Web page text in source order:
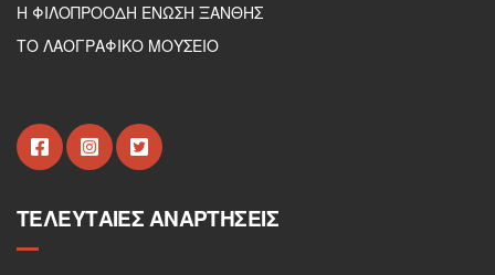
Η ΦΙΛΟΠΡΟΟΔΗ ΕΝΩΣΗ ΞΑΝΘΗΣ
ΤΟ ΛΑΟΓΡΑΦΙΚΟ ΜΟΥΣΕΙΟ
ΤΕΛΕΥΤΑΊΕΣ ΑΝΑΡΤΉΣΕΙΣ